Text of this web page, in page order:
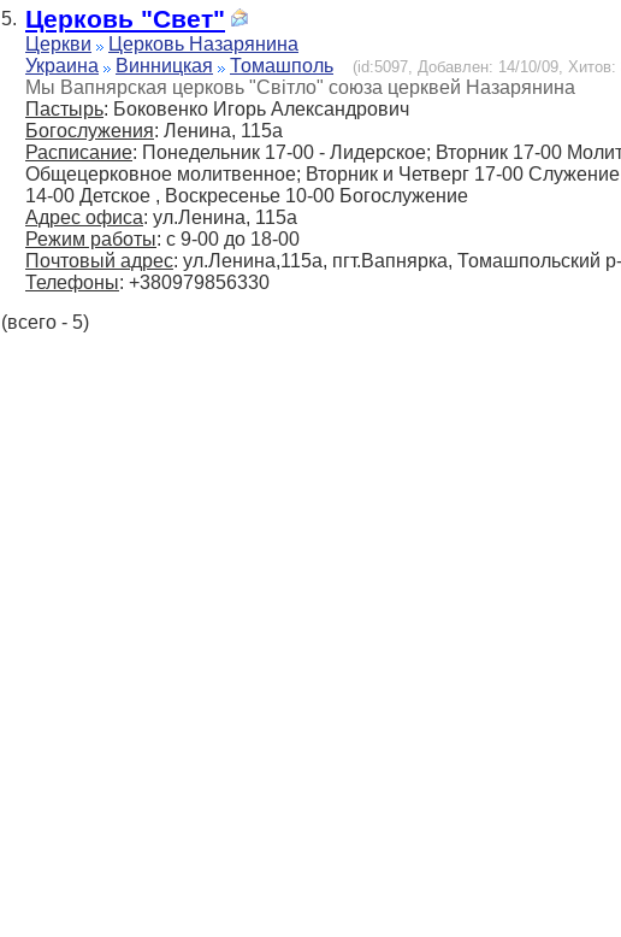
5. Церковь "Свет"
Церкви
Церковь Назарянина
Украина
Винницкая Томашполь (id:5097, Добавлен: 14/10/09, Хитов:
Мы Вапнярская церковь "Світло" союза церквей Назарянина
Пастырь: Боковенко Игорь Александрович
Богослужения: Ленина, 115а
Расписание: Понедельник 17-00 - Лидерское; Вторник 17-00
Общецерковное молитвенное; Вторник и Четверг 17-00
14-00 Детское , Воскресенье 10-00 Богослужение
Адрес офиса: ул.Ленина, 115а
Режим работы: с 9-00 до 18-00
Почтовый адрес: ул.Ленина,115а, пгт.Вапнярка, Томашпольский
Телефоны: +380979856330
(всего - 5)